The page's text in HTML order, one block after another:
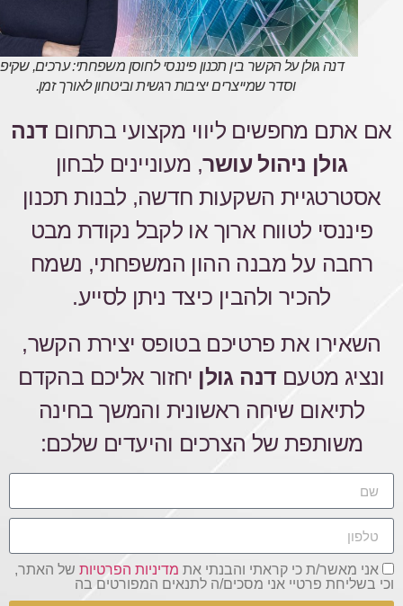
דנה גולן על הקשר בין תכנון פיננסי לחוסן משפחתי: ערכים,
וסדר שמייצרים יציבות רגשית וביטחון לאורך זמן.
אם אתם מחפשים ליווי מקצועי בתחום דנה
גולן ניהול עושר, מעוניינים לבחון
אסטרטגיית השקעות חדשה, לבנות תכנון
פיננסי לטווח ארוך או לקבל נקודת מבט
רחבה על מבנה ההון המשפחתי, נשמח
להכיר ולהבין כיצד ניתן לסייע.
השאירו את פרטיכם בטופס יצירת הקשר,
ונציג מטעם דנה גולן יחזור אליכם בהקדם
לתיאום שיחה ראשונית והמשך בחינה
משותפת של הצרכים והיעדים שלכם:
אני מאשר/ת כי קראתי והבנתי את מדיניות הפרטיות של האתר,
וכי בשליחת פרטיי אני מסכים/ה לתנאים המפורטים בה